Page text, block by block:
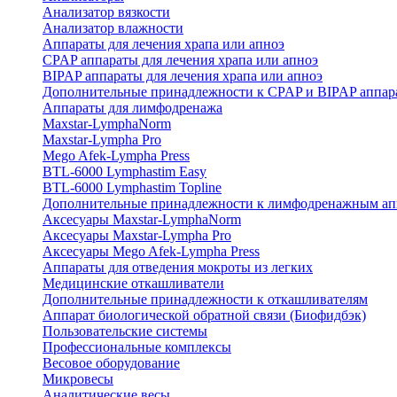
Анализатор вязкости
Анализатор влажности
Аппараты для лечения храпа или апноэ
CPAP аппараты для лечения храпа или апноэ
BIPAP аппараты для лечения храпа или апноэ
Дополнительные принадлежности к CPAP и BIPAP
Аппараты для лимфодренажа
Maxstar-LymphaNorm
Maxstar-Lympha Pro
Mego Afek-Lympha Press
BTL-6000 Lymphastim Easy
BTL-6000 Lymphastim Topline
Дополнительные принадлежности к лимфодренажным
Аксесуары Maxstar-LymphaNorm
Аксесуары Maxstar-Lympha Pro
Аксесуары Mego Afek-Lympha Press
Аппараты для отведения мокроты из легких
Медицинские откашливатели
Дополнительные принадлежности к откашливателям
Аппарат биологической обратной связи (Биофидбэк)
Пользовательские системы
Профессиональные комплексы
Весовое оборудование
Микровесы